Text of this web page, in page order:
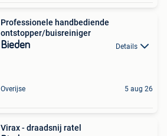
Professionele handbediende
ontstopper/buisreiniger
Bieden Details
Overijse 5 aug 26
Virax - draadsnij ratel